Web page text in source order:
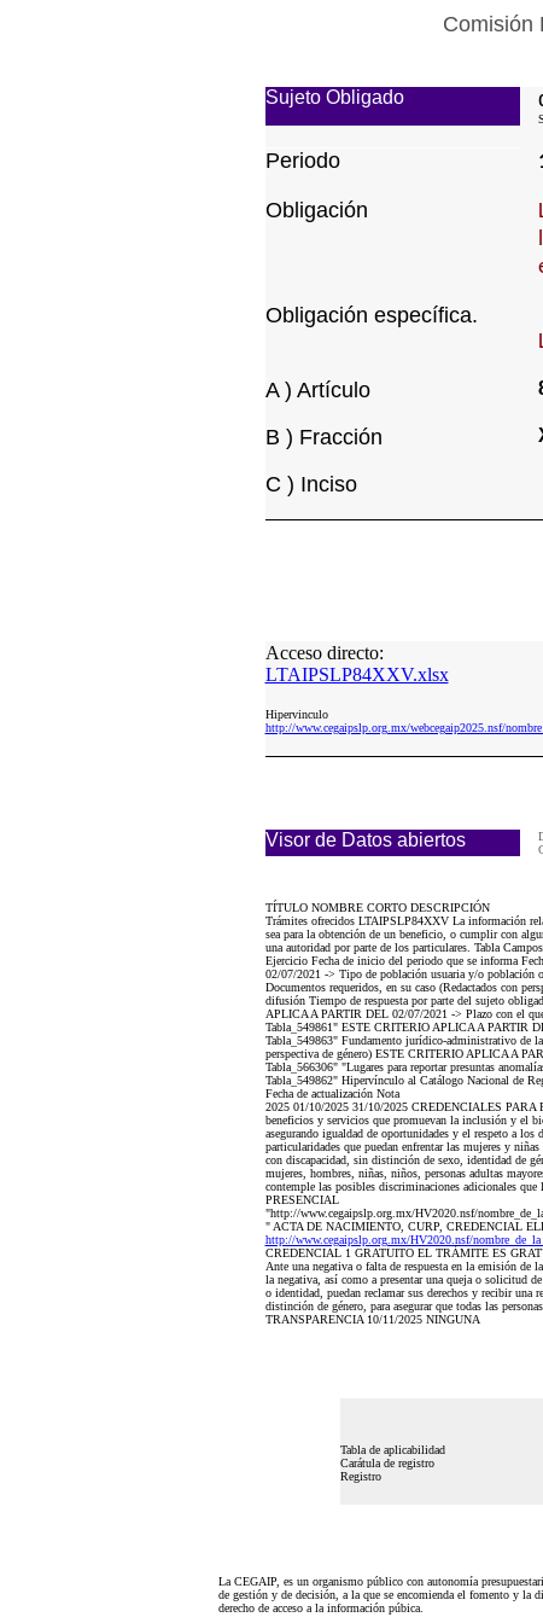
Comisión
Sujeto Obligado
Periodo
Obligación
Obligación específica.
A ) Artículo
B ) Fracción
C ) Inciso
Acceso directo:
LTAIPSLP84XXV.xlsx
Hipervinculo
http://www.cegaipslp.org.mx/webcegaip2025.nsf/
Visor de Datos abiertos
TÍTULO NOMBRE CORTO DESCRIPCIÓN
Trámites ofrecidos LTAIPSLP84XXV La información
sea para la obtención de un beneficio, o cumplir con
una autoridad por parte de los particulares. Tabla Campos
Ejercicio Fecha de inicio del periodo que se informa
02/07/2021 -> Tipo de población usuaria y/o población
Documentos requeridos, en su caso (Redactados con
difusión Tiempo de respuesta por parte del sujeto
APLICA A PARTIR DEL 02/07/2021 -> Plazo con el
Tabla_549861" ESTE CRITERIO APLICA A PARTIR
Tabla_549863" Fundamento jurídico-administrativo de
perspectiva de género) ESTE CRITERIO APLICA A
Tabla_566306" "Lugares para reportar presuntas
Tabla_549862" Hipervínculo al Catálogo Nacional de
Fecha de actualización Nota
2025 01/10/2025 31/10/2025 CREDENCIALES PARA
beneficios y servicios que promuevan la inclusión y el
asegurando igualdad de oportunidades y el respeto a
particularidades que puedan enfrentar las mujeres y
con discapacidad, sin distinción de sexo, identidad de
mujeres, hombres, niñas, niños, personas adultas
contemple las posibles discriminaciones adicionales que
PRESENCIAL
"http://www.cegaipslp.org.mx/HV2020.nsf/
" ACTA DE NACIMIENTO, CURP, CREDENCIAL
http://www.cegaipslp.org.mx/HV2020.nsf/
CREDENCIAL 1 GRATUITO EL TRÁMITE ES
Ante una negativa o falta de respuesta en la emisión de
la negativa, así como a presentar una queja o solicitud
o identidad, puedan reclamar sus derechos y recibir una
distinción de género, para asegurar que todas las
TRANSPARENCIA 10/11/2025 NINGUNA
Tabla de aplicabilidad
Carátula de registro
Registro
La CEGAIP, es un organismo público con autonomía
de gestión y de decisión, a la que se encomienda el fomento y la
derecho de acceso a la información púbica.